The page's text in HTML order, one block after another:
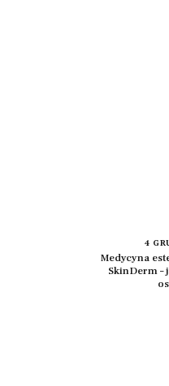
4
Medycyna
SkinDerm –